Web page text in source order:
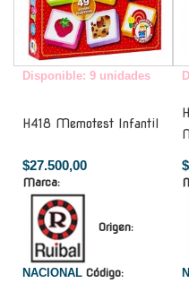
Disponible: 9 unidades
H418 Memotest Infantil
$27.500,00
Marca:
Origen:
NACIONAL Código: